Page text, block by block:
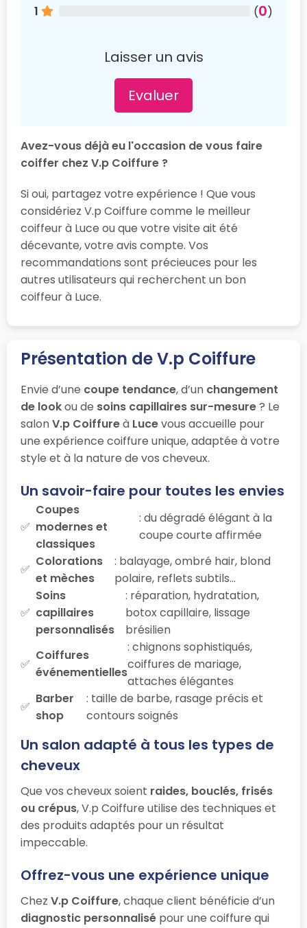
1
(0)
Laisser un avis
Evaluer
Avez-vous déjà eu l'occasion de vous faire
coiffer chez V.p Coiffure ?
Si oui, partagez votre expérience ! Que vous
considériez V.p Coiffure comme le meilleur
coiffeur à Luce ou que votre visite ait été
décevante, votre avis compte. Vos
recommandations sont précieuces pour les
autres utilisateurs qui recherchent un bon
coiffeur à Luce.
Présentation de V.p Coiffure
Envie d’une coupe tendance, d’un changement
de lookou de soins capillaires sur-mesure? Le
salonV.p Coiffureà Lucevous accueille pour
une expérience coiffure unique, adaptée à votre
style et à la nature de vos cheveux.
Un savoir-faire pour toutes les envies
Coupes
modernes et
classiques
: du dégradé élégant à la
coupe courte affirmée
Colorations
et mèches
: balayage, ombré hair, blond
polaire, reflets subtils…
Soins
capillaires
personnalisés
: réparation, hydratation,
botox capillaire, lissage
brésilien
Coiffures
événementielles
: chignons sophistiqués,
coiffures de mariage,
attaches élégantes
Barber
shop
: taille de barbe, rasage précis et
contours soignés
Un salon adapté à tous les types de
cheveux
Que vos cheveux soient raides, bouclés, frisés
ou crépus, V.p Coiffure utilise des techniques et
des produits adaptés pour un résultat
impeccable.
Offrez-vous une expérience unique
Chez V.p Coiffure, chaque client bénéficie d’un
diagnostic personnalisé pour une coiffure qui